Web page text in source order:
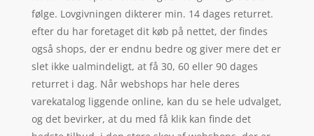
følge. Lovgivningen dikterer min. 14 dages returret.
efter du har foretaget dit køb på nettet, der findes
også shops, der er endnu bedre og giver mere det er
slet ikke ualmindeligt, at få 30, 60 eller 90 dages
returret i dag. Når webshops har hele deres
varekatalog liggende online, kan du se hele udvalget,
og det bevirker, at du med få klik kan finde det